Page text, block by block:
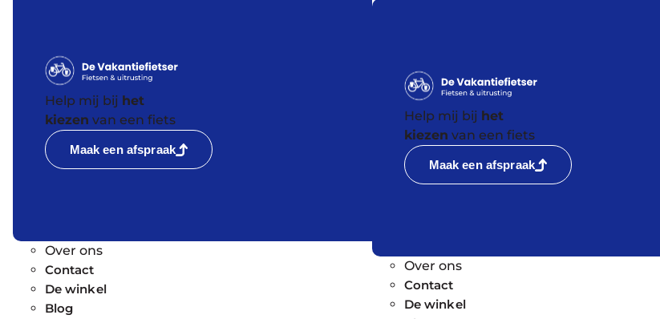
Help mij bij het
kiezen van een fiets
Maak een afspraak
Over ons
Contact
De winkel
Blog
Help mij bij het
kiezen van een fiets
Maak een afspraak
Over ons
Contact
De winkel